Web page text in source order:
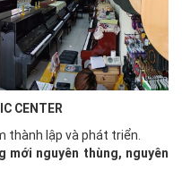
CENTER
thành lập và phát triển.
mới nguyên thùng, nguyên